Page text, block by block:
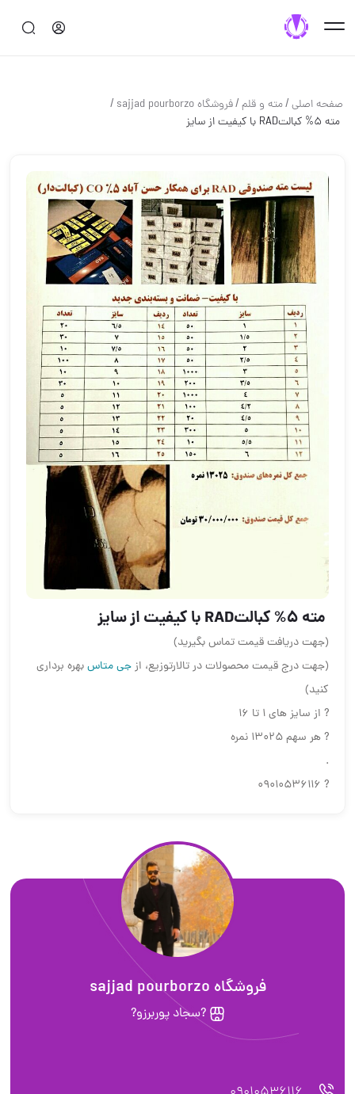
صفحه اصلی/مته و قلم/فروشگاه sajjad pourborzo /
️ مته 5% کبالتRAD با کیفیت از سایز
️ مته 5% کبالتRAD با کیفیت از سایز
(جهت دریافت قیمت تماس بگیرید)
(جهت درج قیمت محصولات در تالارتوزیع، ازجی متاسبهره برداری
کنید)
? از سایز های 1 تا 16
? هر سهم 13025 نمره
.
? 09010536116
فروشگاه sajjad pourborzo
?سجاد پوربرزو?